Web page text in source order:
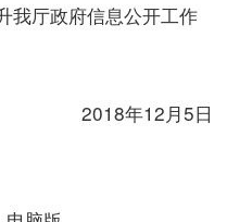
我厅政府信息公开工作
2018年12月5日